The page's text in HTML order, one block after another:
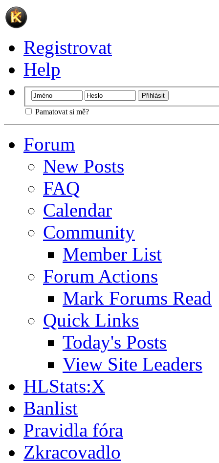
Registrovat
Help
Pamatovat si mě?
Forum
New Posts
FAQ
Calendar
Community
Member List
Forum Actions
Mark Forums Read
Quick Links
Today's Posts
View Site Leaders
HLStats:X
Banlist
Pravidla fóra
Zkracovadlo